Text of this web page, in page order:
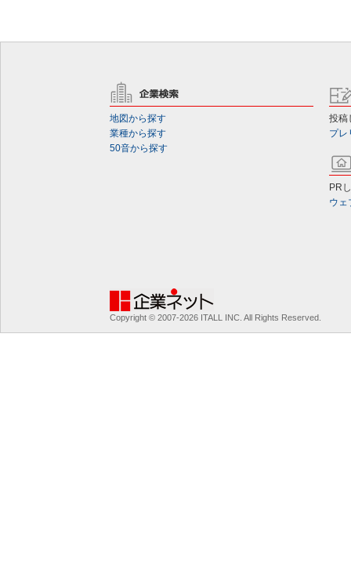
地図から探す
業種から探す
50音から探す
投稿
プレ
PR
ウェ
Copyright © 2007-2026 ITALL INC. All Rights Reserved.